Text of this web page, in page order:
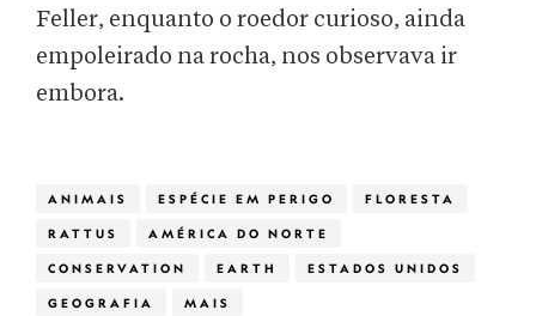
Feller, enquanto o roedor curioso, ainda
empoleirado na rocha, nos observava ir
embora.
ANIMAIS ESPÉCIE EM PERIGO FLORESTA
RATTUS AMÉRICA DO NORTE
CONSERVATION EARTH ESTADOS UNIDOS
GEOGRAFIA MAIS